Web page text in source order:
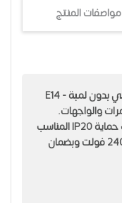
مواصفات المنتج
يوفّر جداري داخلي مودرن اسود مع ذهبي بدون لمبة - E14
والواجهات.
ومصنوع من الألمنيوم والزجاج وبتصنيف حماية IP20 المناسب
للاستخدام الداخلي. ويأتي بجهد 220–240 فولت وبضمان